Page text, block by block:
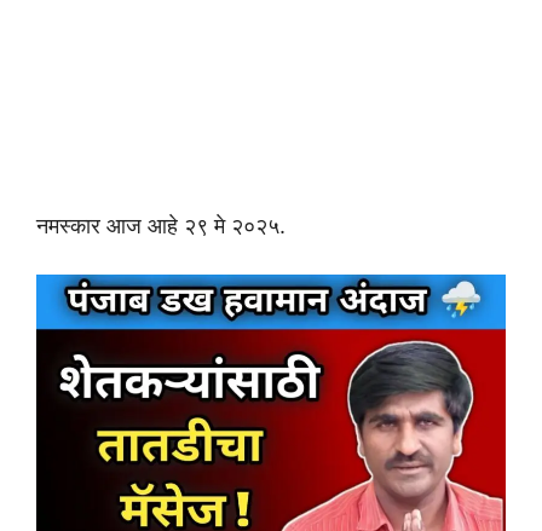
नमस्कार आज आहे २९ मे २०२५.